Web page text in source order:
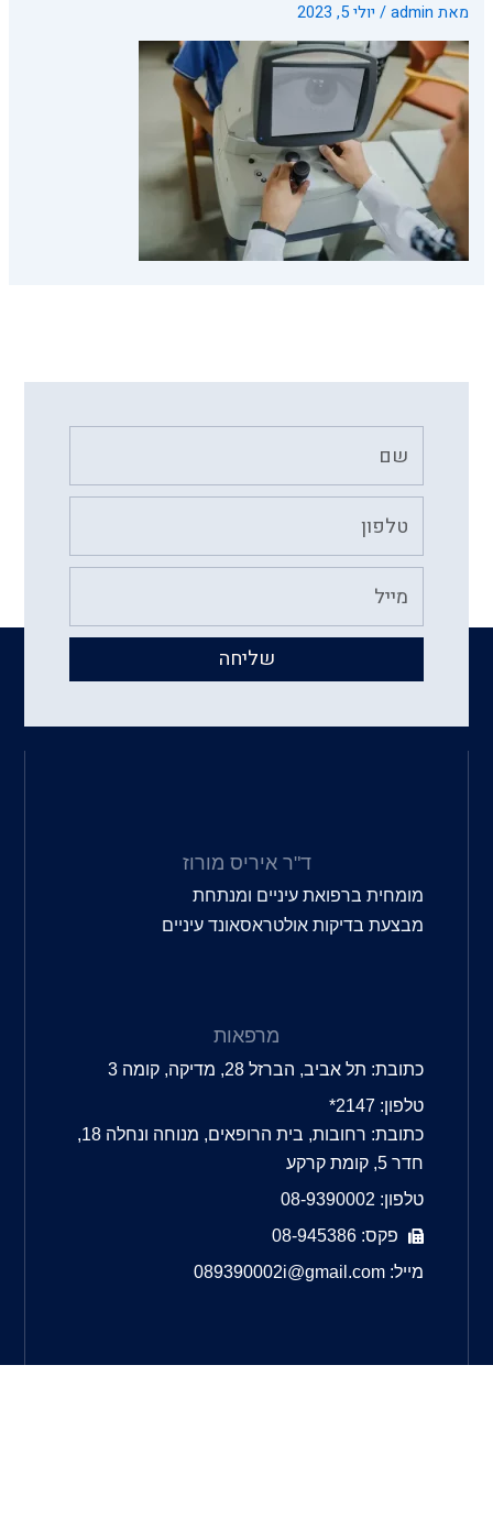
מאת admin
/ יולי 5, 2023
טלפון
שליחה
ד"ר איריס מורוז
מומחית ברפואת עיניים ומנתחת
מבצעת בדיקות אולטראסאונד עיניים
מרפאות
כתובת: תל אביב, הברזל 28, מדיקה, קומה 3
טלפון: 2147*
כתובת: רחובות, בית הרופאים, מנוחה ונחלה 18,
חדר 5, קומת קרקע
טלפון: 08-9390002
פקס: 08-945386
מייל: 089390002i@gmail.com